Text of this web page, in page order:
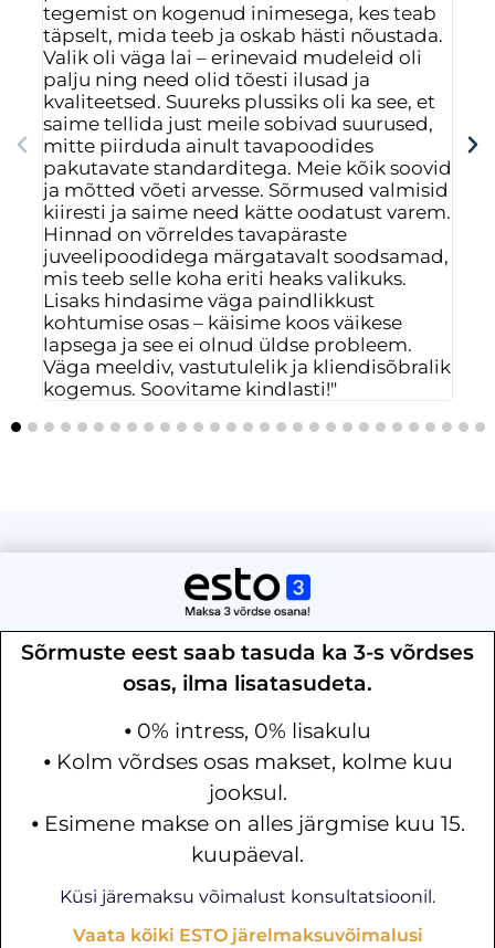
tegemist on kogenud inimesega, kes teab
täpselt, mida teeb ja oskab hästi nõustada.
Valik oli väga lai – erinevaid mudeleid oli
palju ning need olid tõesti ilusad ja
kvaliteetsed. Suureks plussiks oli ka see, et
saime tellida just meile sobivad suurused,
mitte piirduda ainult tavapoodides
pakutavate standarditega. Meie kõik soovid
ja mõtted võeti arvesse. Sõrmused valmisid
kiiresti ja saime need kätte oodatust varem.
Hinnad on võrreldes tavapäraste
juveelipoodidega märgatavalt soodsamad,
mis teeb selle koha eriti heaks valikuks.
Lisaks hindasime väga paindlikkust
kohtumise osas – käisime koos väikese
lapsega ja see ei olnud üldse probleem.
Väga meeldiv, vastutulelik ja kliendisõbralik
kogemus. Soovitame kindlasti!"
Sõrmuste eest saab tasuda ka 3-s võrdses
osas, ilma lisatasudeta.
⦁ 0% intress, 0% lisakulu
⦁ Kolm võrdses osas makset, kolme kuu
jooksul.
⦁ Esimene makse on alles järgmise kuu 15.
kuupäeval.
Küsi järemaksu võimalust konsultatsioonil.
Vaata kõiki ESTO järelmaksuvõimalusi